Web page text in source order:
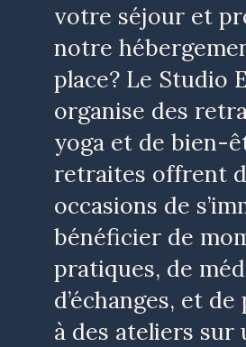
votre séjour et
notre
place? Le Studio
organise des
yoga et de bien-
retraites offrent
occasions de
bénéficier de
pratiques, de
d’échanges, et
à des ateliers sur